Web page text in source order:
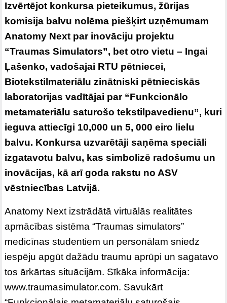
Izvērtējot konkursa pieteikumus, žūrijas
komisija balvu nolēma piešķirt uzņēmumam
Anatomy Next par inovāciju projektu
“Traumas Simulators”, bet otro vietu – Ingai
Ļašenko, vadošajai RTU pētniecei,
Biotekstilmateriālu zinātniski pētnieciskās
laboratorijas vadītājai par “Funkcionālo
metamateriālu saturošo tekstilpavedienu”, kuri
ieguva attiecīgi 10,000 un 5, 000 eiro lielu
balvu. Konkursa uzvarētāji saņēma speciāli
izgatavotu balvu, kas simbolizē radošumu un
inovācijas, kā arī goda rakstu no ASV
vēstniecības Latvijā.
Anatomy Next izstrādātā virtuālās realitātes
apmācības sistēma “Traumas simulators”
medicīnas studentiem un personālam sniedz
iespēju apgūt dažādu traumu aprūpi un sagatavo
tos ārkārtas situācijām. Sīkāka informācija:
www.traumasimulator.com. Savukārt